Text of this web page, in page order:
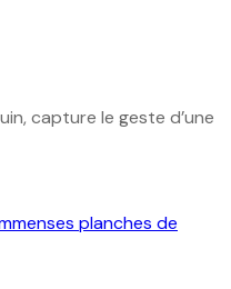
capture le geste d’une